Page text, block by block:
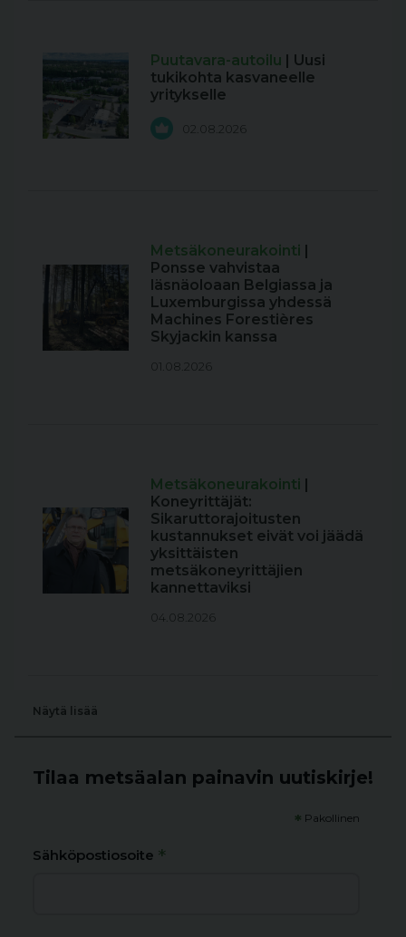
Puutavara-autoilu | Uusi
tukikohta kasvaneelle
yritykselle
02.08.2026
Metsäkoneurakointi |
Ponsse vahvistaa
läsnäoloaan Belgiassa ja
Luxemburgissa yhdessä
Machines Forestières
Skyjackin kanssa
01.08.2026
Metsäkoneurakointi |
Koneyrittäjät:
Sikaruttorajoitusten
kustannukset eivät voi jäädä
yksittäisten
metsäkoneyrittäjien
kannettaviksi
04.08.2026
Näytä lisää
Tilaa metsäalan painavin uutiskirje!
* Pakollinen
Sähköpostiosoite *